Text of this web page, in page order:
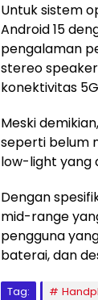
Untuk sistem
Android 15
pengalaman
stereo
konektivitas
Meski
seperti belum
low-light yang
Dengan
mid-range
pengguna
baterai, dan
Tag: